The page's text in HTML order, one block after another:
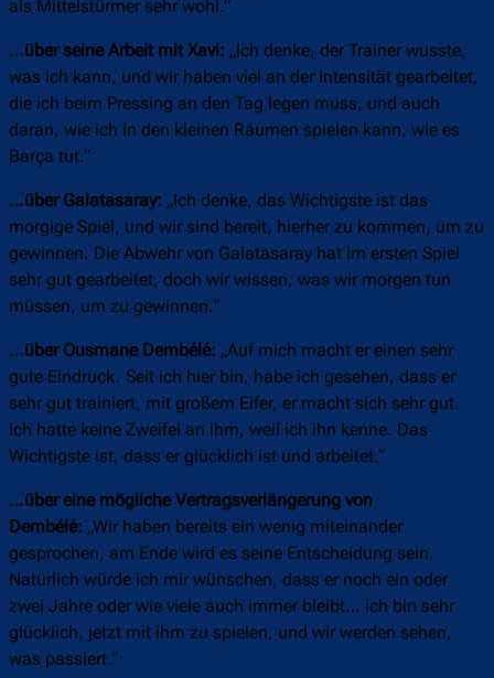
als Mittelstürmer sehr wohl.“
…über seine Arbeit mit Xavi: „Ich denke, der Trainer wusste,
was ich kann, und wir haben viel an der Intensität gearbeitet,
die ich beim Pressing an den Tag legen muss, und auch
daran, wie ich in den kleinen Räumen spielen kann, wie es
Barça tut.“
…über Galatasaray: „Ich denke, das Wichtigste ist das
morgige Spiel, und wir sind bereit, hierher zu kommen, um zu
gewinnen. Die Abwehr von Galatasaray hat im ersten Spiel
sehr gut gearbeitet, doch wir wissen, was wir morgen tun
müssen, um zu gewinnen.“
…über Ousmane Dembélé: „Auf mich macht er einen sehr
gute Eindruck. Seit ich hier bin, habe ich gesehen, dass er
sehr gut trainiert, mit großem Eifer, er macht sich sehr gut.
Ich hatte keine Zweifel an ihm, weil ich ihn kenne. Das
Wichtigste ist, dass er glücklich ist und arbeitet.“
…über eine mögliche Vertragsverlängerung von
Dembélé: „Wir haben bereits ein wenig miteinander
gesprochen, am Ende wird es seine Entscheidung sein.
Natürlich würde ich mir wünschen, dass er noch ein oder
zwei Jahre oder wie viele auch immer bleibt… ich bin sehr
glücklich, jetzt mit ihm zu spielen, und wir werden sehen,
was passiert.“